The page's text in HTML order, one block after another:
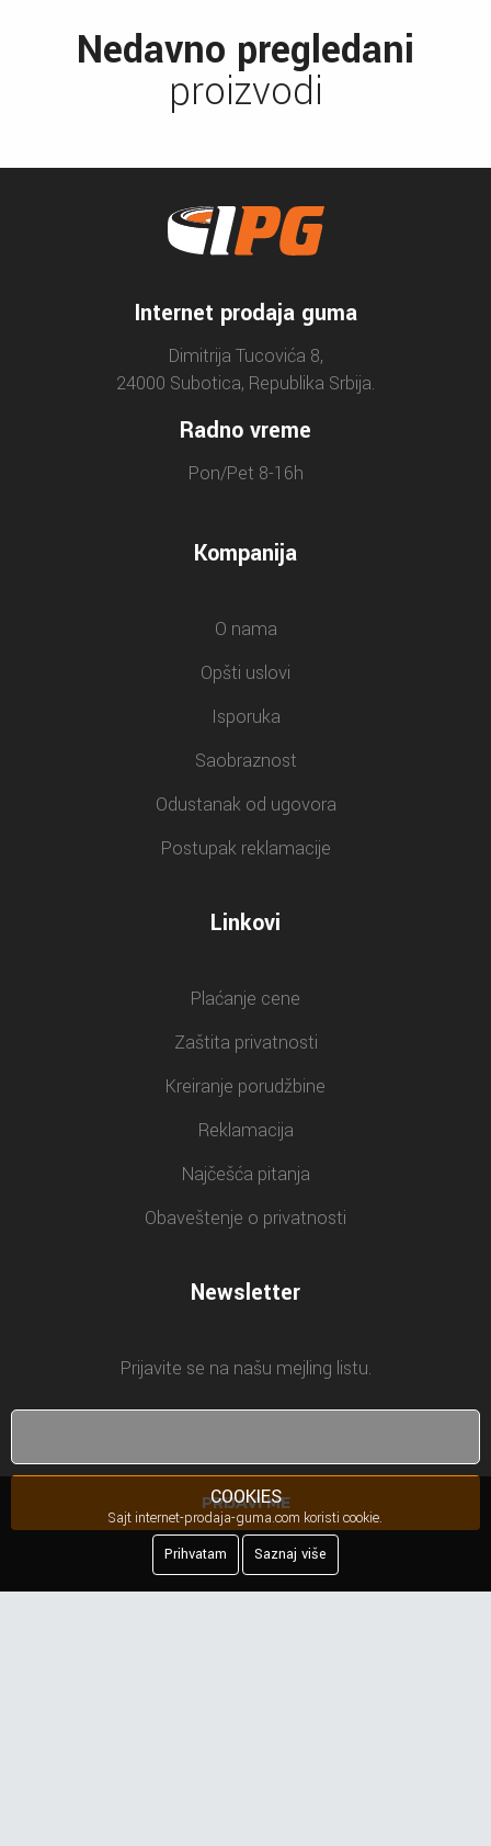
Nedavno pregledani
proizvodi
Internet prodaja guma
Dimitrija Tucovića 8,
24000 Subotica, Republika Srbija.
Radno vreme
Pon/Pet 8-16h
Kompanija
O nama
Opšti uslovi
Isporuka
Saobraznost
Odustanak od ugovora
Postupak reklamacije
Linkovi
Plaćanje cene
Zaštita privatnosti
Kreiranje porudžbine
Reklamacija
Najčešća pitanja
Obaveštenje o privatnosti
Newsletter
Prijavite se na našu mejling listu.
PRIJAVI ME
COOKIES
Sajt internet-prodaja-guma.com koristi cookie.
Prihvatam
Saznaj više